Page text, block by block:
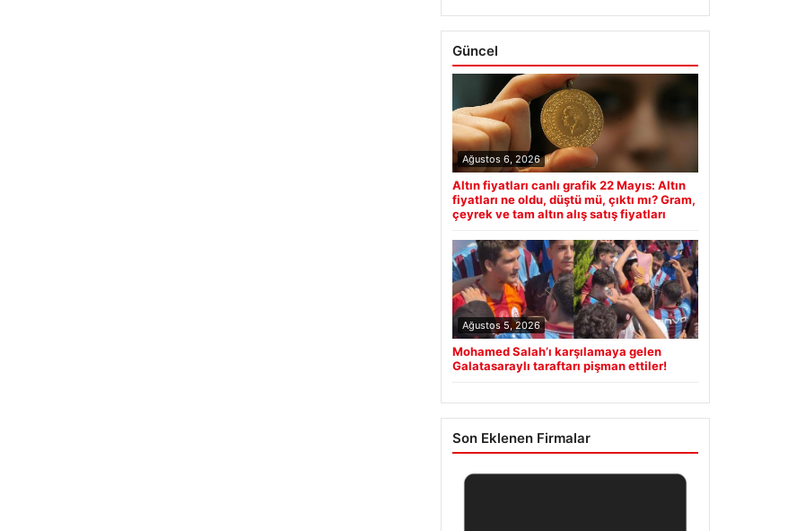
Güncel
Ağustos 6, 2026
Altın fiyatları canlı grafik 22 Mayıs: Altın
fiyatları ne oldu, düştü mü, çıktı mı? Gram,
çeyrek ve tam altın alış satış fiyatları
Ağustos 5, 2026
Mohamed Salah’ı karşılamaya gelen
Galatasaraylı taraftarı pişman ettiler!
Son Eklenen Firmalar